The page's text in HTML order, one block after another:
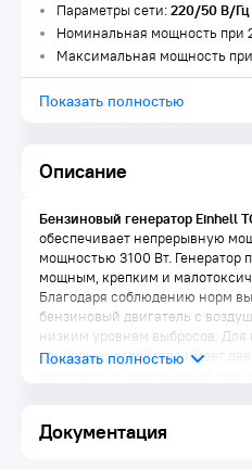
Описание
Документация
Параметры сети:220/50 В/Гц
Номинальная мощность при
Максимальная мощность
Показать полностью
Бензиновый генератор Einhell
обеспечивает непрерывную
мощностью 3100 Вт. Генератор
мощным, крепким и
Благодаря соблюдению норм
бензиновый двигатель с
низким уровнем выбросов. Для
концевые устройства имеет
литровый бак имеет индикатор